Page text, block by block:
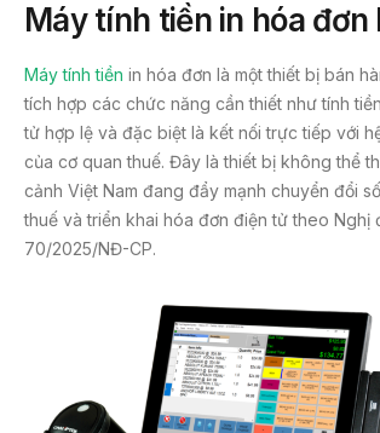
Máy tính tiền in hóa đơn
Máy tính tiền in hóa đơn là một thiết bị bán
tích hợp các chức năng cần thiết như tính
tử hợp lệ và đặc biệt là kết nối trực tiếp với
của cơ quan thuế. Đây là thiết bị không thể
cảnh Việt Nam đang đẩy mạnh chuyển đổi
thuế và triển khai hóa đơn điện tử theo Nghị
70/2025/NĐ-CP.